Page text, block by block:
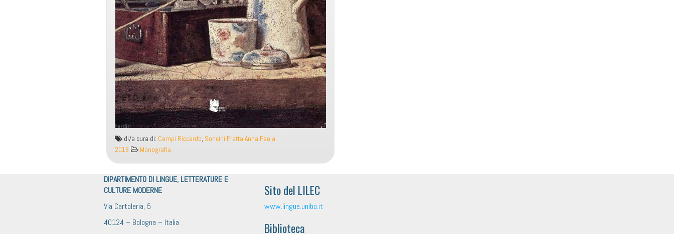
di/a cura di: Campi Riccardo, Soncini Fratta Anna Paola
2018
Monografia
DIPARTIMENTO DI LINGUE, LETTERATURE E
CULTURE MODERNE
Via Cartoleria, 5
40124 – Bologna – Italia
Sito del LILEC
www.lingue.unibo.it
Biblioteca